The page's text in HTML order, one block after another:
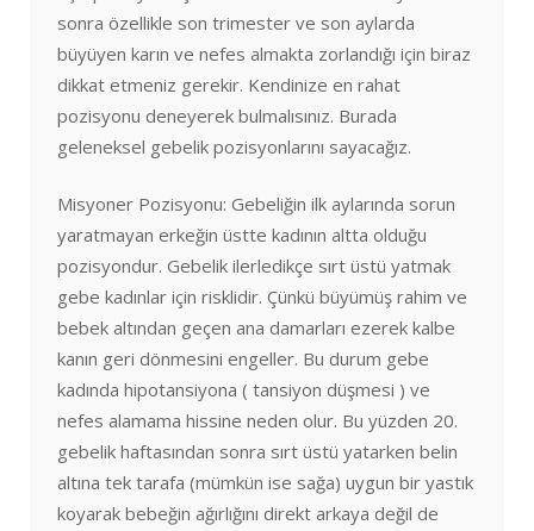
sonra özellikle son trimester ve son aylarda
büyüyen karın ve nefes almakta zorlandığı için biraz
dikkat etmeniz gerekir. Kendinize en rahat
pozisyonu deneyerek bulmalısınız. Burada
geleneksel gebelik pozisyonlarını sayacağız.
Misyoner Pozisyonu: Gebeliğin ilk aylarında sorun
yaratmayan erkeğin üstte kadının altta olduğu
pozisyondur. Gebelik ilerledikçe sırt üstü yatmak
gebe kadınlar için risklidir. Çünkü büyümüş rahim ve
bebek altından geçen ana damarları ezerek kalbe
kanın geri dönmesini engeller. Bu durum gebe
kadında hipotansiyona ( tansiyon düşmesi ) ve
nefes alamama hissine neden olur. Bu yüzden 20.
gebelik haftasından sonra sırt üstü yatarken belin
altına tek tarafa (mümkün ise sağa) uygun bir yastık
koyarak bebeğin ağırlığını direkt arkaya değil de